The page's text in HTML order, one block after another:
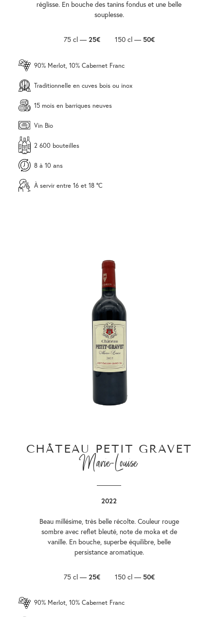
réglisse. En bouche des tanins fondus et une belle
souplesse.
75 cl — 25€ 150 cl — 50€
90% Merlot, 10% Cabernet Franc
Traditionnelle en cuves bois ou inox
15 mois en barriques neuves
Vin Bio
2 600 bouteilles
8 à 10 ans
À servir entre 16 et 18 °C
CHÂTEAU PETIT GRAVET
Marie-Louise
2022
Beau millésime, très belle récolte. Couleur rouge
sombre avec reflet bleuté, note de moka et de
vanille. En bouche, superbe équilibre, belle
persistance aromatique.
75 cl — 25€ 150 cl — 50€
90% Merlot, 10% Cabernet Franc